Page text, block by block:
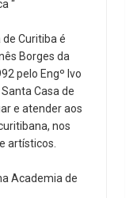
“
Curitiba é
Borges da
pelo Engº Ivo
Casa de
e atender aos
nos
artísticos.
Academia de